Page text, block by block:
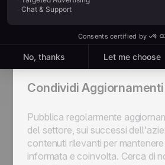
collegandole, dove possibile, a
diventano subito virali: i migliori
di LinkedIn sanno che la
successo.
Condividi Aggiornamenti
Pubblica regolarmente
del settore, sui successi
contenuti rilevanti per
informata e coinvolta. Cerca di